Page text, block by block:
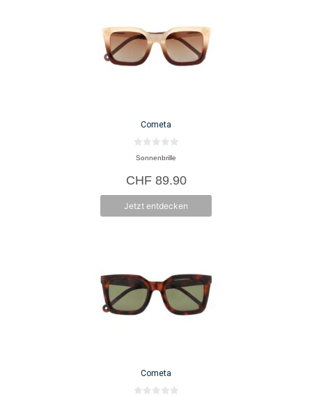
Cometa
0
v
n
5
Sonnenbrille
CHF89.90
Jetzt entdecken
Cometa